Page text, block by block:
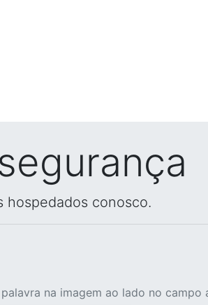
hospedados conosco.
na imagem ao lado no campo